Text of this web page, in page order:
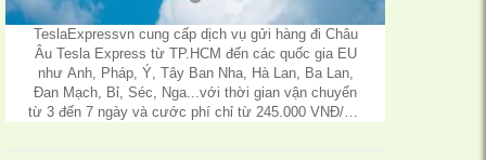
​TeslaExpressvn cung cấp dịch vụ gửi hàng đi Châu
Âu Tesla Express từ TP.HCM đến các quốc gia EU
như Anh, Pháp, Ý, Tây Ban Nha, Hà Lan, Ba Lan,
Đan Mạch, Bỉ, Séc, Nga...với thời gian vận chuyển
từ 3 đến 7 ngày và cước phí chỉ từ 245.000 VNĐ/kg.